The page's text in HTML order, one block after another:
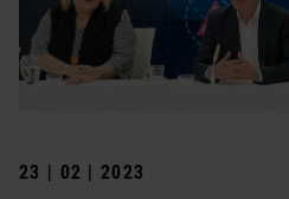
23 | 02 | 2023